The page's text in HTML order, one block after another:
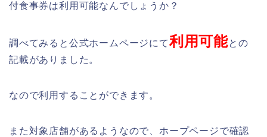
付食事券は利用可能なんでしょうか？
調べてみると公式ホームページにて利用可能との
記載がありました。
なので利用することができます。
また対象店舗があるようなので、ホープページで確認